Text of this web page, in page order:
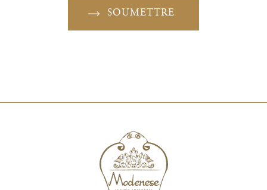
SOUMETTRE